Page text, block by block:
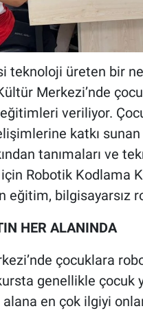
teknoloji üreten bir
Merkezi’nde
veriliyor.
katkı
tanımaları ve
Robotik Kodlama
eğitim, bilgisayarsız
HER ALANINDA
çocuklara
genellikle
en çok ilgiyi